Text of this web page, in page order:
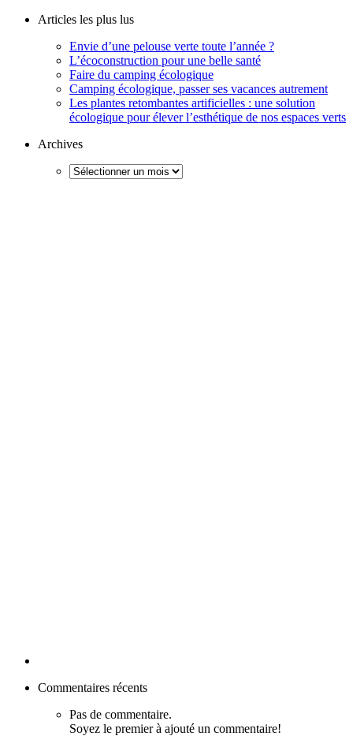
Articles les plus lus
Envie d’une pelouse verte toute l’année ?
L’écoconstruction pour une belle santé
Faire du camping écologique
Camping écologique, passer ses vacances autrement
Les plantes retombantes artificielles : une solution
écologique pour élever l’esthétique de nos espaces verts
Archives
Commentaires récents
Pas de commentaire.
Soyez le premier à ajouté un commentaire!